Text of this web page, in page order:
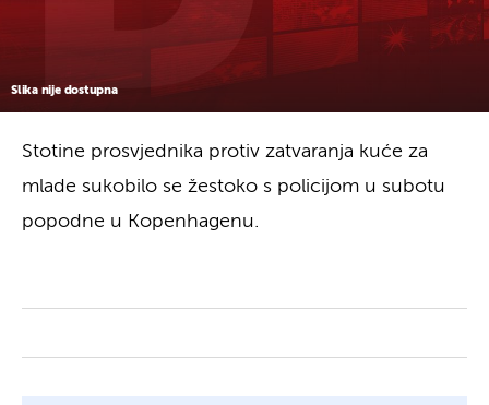
Slika nije dostupna
Stotine prosvjednika protiv zatvaranja kuće za
mlade sukobilo se žestoko s policijom u subotu
popodne u Kopenhagenu.